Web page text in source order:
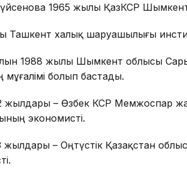
1965 жылы ҚазКСР
Ташкент халық шаруашылығы
1988 жылы Шымкент облысы
мұғалімі болып бастады.
жылдары – Өзбек КСР Мемжоспар
экономисті.
жылдары – Оңтүстік Қазақстан